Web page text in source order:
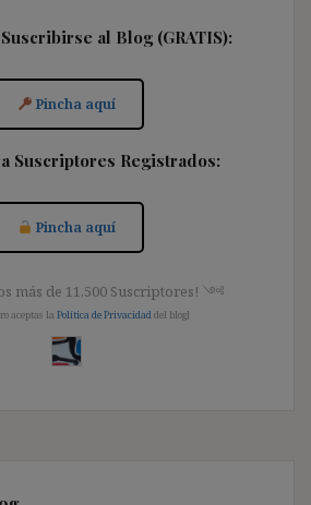
al Blog (GRATIS):
Pincha aquí
Suscriptores Registrados:
Pincha aquí
más de 11.500 Suscriptores! ༺
aceptas la Política de Privacidad del blog]